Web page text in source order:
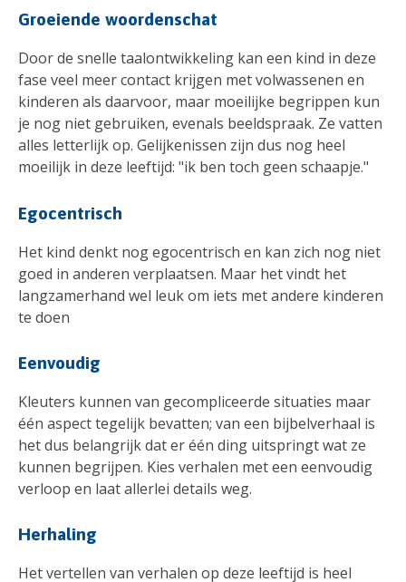
Groeiende woordenschat
Door de snelle taalontwikkeling kan een kind in deze
fase veel meer contact krijgen met volwassenen en
kinderen als daarvoor, maar moeilijke begrippen kun
je nog niet gebruiken, evenals beeldspraak. Ze vatten
alles letterlijk op. Gelijkenissen zijn dus nog heel
moeilijk in deze leeftijd: "ik ben toch geen schaapje."
Egocentrisch
Het kind denkt nog egocentrisch en kan zich nog niet
goed in anderen verplaatsen. Maar het vindt het
langzamerhand wel leuk om iets met andere kinderen
te doen
Eenvoudig
Kleuters kunnen van gecompliceerde situaties maar
één aspect tegelijk bevatten; van een bijbelverhaal is
het dus belangrijk dat er één ding uitspringt wat ze
kunnen begrijpen. Kies verhalen met een eenvoudig
verloop en laat allerlei details weg.
Herhaling
Het vertellen van verhalen op deze leeftijd is heel